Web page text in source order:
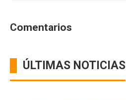
Comentarios
ÚLTIMAS NOTICIAS